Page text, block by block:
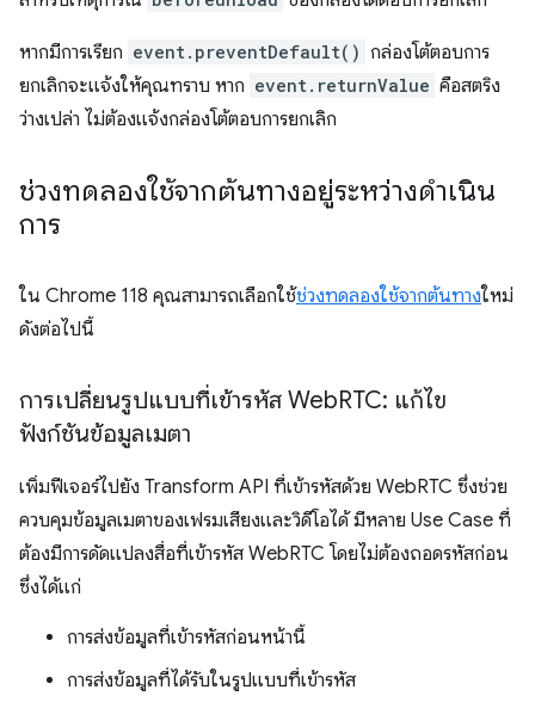
หากมีการเรียก event.preventDefault() กล่องโต้ตอบการ
ยกเลิกจะแจ้งให้คุณทราบ หาก event.returnValue คือสตริง
ว่างเปล่า ไม่ต้องแจ้งกล่องโต้ตอบการยกเลิก
ช่วงทดลองใช้จากต้นทางอยู่ระหว่างดำเนิน
การ
ใน Chrome 118 คุณสามารถเลือกใช้ช่วงทดลองใช้จากต้นทางใหม่
ดังต่อไปนี้
การเปลี่ยนรูปแบบที่เข้ารหัส WebRTC: แก้ไข
ฟังก์ชันข้อมูลเมตา
เพิ่มฟีเจอร์ไปยัง Transform API ที่เข้ารหัสด้วย WebRTC ซึ่งช่วย
ควบคุมข้อมูลเมตาของเฟรมเสียงและวิดีโอได้ มีหลาย Use Case ที่
ต้องมีการดัดแปลงสื่อที่เข้ารหัส WebRTC โดยไม่ต้องถอดรหัสก่อน
ซึ่งได้แก่
การส่งข้อมูลที่เข้ารหัสก่อนหน้านี้
การส่งข้อมูลที่ได้รับในรูปแบบที่เข้ารหัส